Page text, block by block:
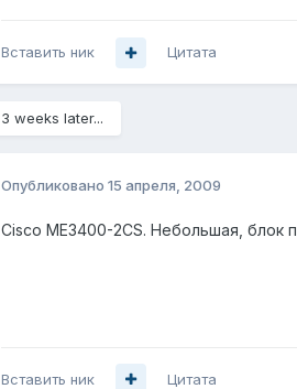
Вставить ник Цитата
3 weeks later...
Опубликовано 15 апреля, 2009
Cisco ME3400-2CS. Небольшая, блок
Вставить ник Цитата